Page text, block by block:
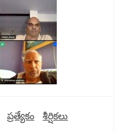
ప్రత్యేకం శీర్షికలు